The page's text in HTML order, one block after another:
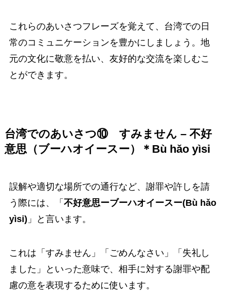
これらのあいさつフレーズを覚えて、台湾での日
常のコミュニケーションを豊かにしましょう。地
元の文化に敬意を払い、友好的な交流を楽しむこ
とができます。
台湾でのあいさつ⑩ すみません – 不好
意思（ブーハオイースー）＊Bù hǎo yìsi
誤解や適切な場所での通行など、謝罪や許しを請
う際には、「 不好意思ーブーハオイースー(Bù hǎo
yìsi) 」と言います。
これは「すみません」「ごめんなさい」「失礼し
ました」といった意味で、相手に対する謝罪や配
慮の意を表現するために使います。